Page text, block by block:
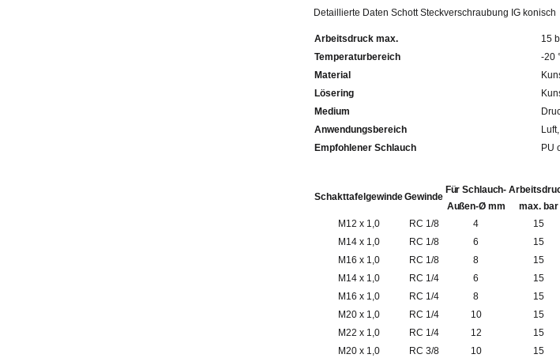
Detaillierte Daten Schott Steckverschraubung IG konisch
Arbeitsdruck max.
15
Temperaturbereich
-20
Material
Lösering
Medium
Anwendungsbereich
Empfohlener Schlauch
PU
SchakttafelgewindeGewinde
Für Schlauch-
Außen-Ø mm
max. bar
M12 x 1,0
RC 1/8 4 15
M14 x 1,0
RC 1/8 6 15
M16 x 1,0
RC 1/8 8 15
M14 x 1,0
RC 1/4 6 15
M16 x 1,0
RC 1/4 8 15
M20 x 1,0
RC 1/4 10 15
M22 x 1,0
RC 1/4 12 15
M20 x 1,0
RC 3/8 10 15